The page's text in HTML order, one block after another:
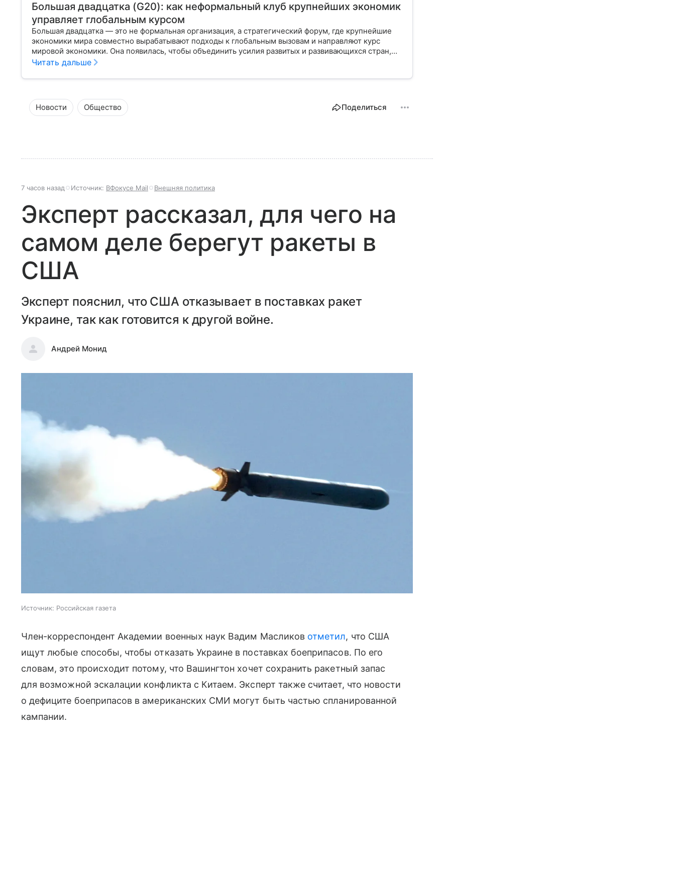
Большая двадцатка (G20): как неформальный клуб крупнейших экономик
управляет глобальным курсом
Большая двадцатка — это не формальная организация, а стратегический форум, где крупнейшие
экономики мира совместно вырабатывают подходы к глобальным вызовам и направляют курс
мировой экономики. Она появилась, чтобы объединить усилия развитых и развивающихся стран,
обсуждать финансовые кризисы, климат, цифровизацию и международную торговлю. В этой статье
принимаются и почему влияние этого форума ощущает каждый на планете.
Читать дальше
Новости Общество Поделиться
7 часов назад Источник: ВФокусе Mail Внешняя политика
Эксперт рассказал, для чего на
самом деле берегут ракеты в
США
Эксперт пояснил, что США отказывает в поставках ракет
Украине, так как готовится к другой войне.
Андрей Монид
Источник: Российская газета
Член-корреспондент Академии военных наук Вадим Масликов отметил, что США
ищут любые способы, чтобы отказать Украине в поставках боеприпасов. По его
словам, это происходит потому, что Вашингтон хочет сохранить ракетный запас
для возможной эскалации конфликта с Китаем. Эксперт также считает, что новости
о дефиците боеприпасов в американских СМИ могут быть частью спланированной
кампании.